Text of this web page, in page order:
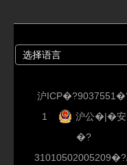
沪
1
沪公�|�安
�?